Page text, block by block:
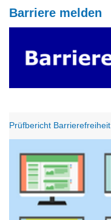
Barriere melden
Prüfbericht Barrierefreiheit